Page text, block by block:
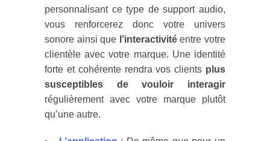
personnalisant ce type de support audio,
vous renforcerez donc votre univers
sonore ainsi que l’interactivitéentre votre
clientèle avec votre marque. Une identité
forte et cohérente rendra vos clients plus
susceptibles de vouloir interagir
régulièrement avec votre marque plutôt
qu’une autre.